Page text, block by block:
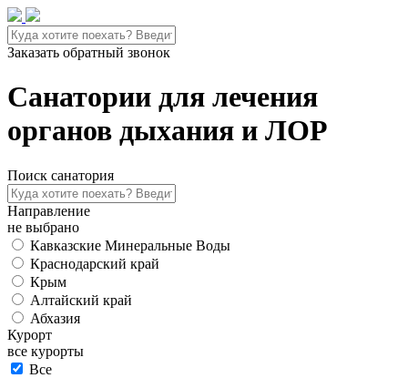
Заказать обратный звонок
Санатории для лечения
органов дыхания и ЛОР
Поиск санатория
Направление
не выбрано
Кавказские Минеральные Воды
Краснодарский край
Крым
Алтайский край
Абхазия
Курорт
все курорты
Все